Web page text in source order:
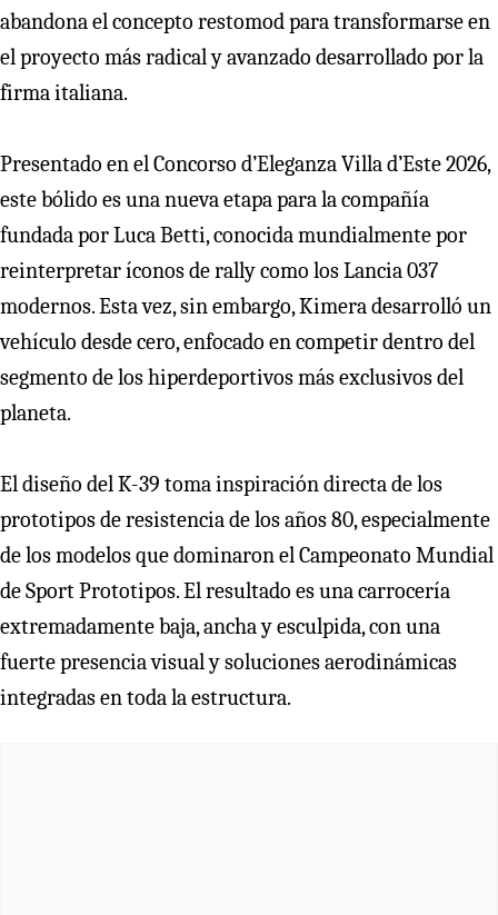
abandona el concepto restomod para transformarse en
el proyecto más radical y avanzado desarrollado por la
firma italiana.
Presentado en el Concorso d’Eleganza Villa d’Este 2026,
este bólido es una nueva etapa para la compañía
fundada por Luca Betti, conocida mundialmente por
reinterpretar íconos de rally como los Lancia 037
modernos. Esta vez, sin embargo, Kimera desarrolló un
vehículo desde cero, enfocado en competir dentro del
segmento de los hiperdeportivos más exclusivos del
planeta.
El diseño del K-39 toma inspiración directa de los
prototipos de resistencia de los años 80, especialmente
de los modelos que dominaron el Campeonato Mundial
de Sport Prototipos. El resultado es una carrocería
extremadamente baja, ancha y esculpida, con una
fuerte presencia visual y soluciones aerodinámicas
integradas en toda la estructura.